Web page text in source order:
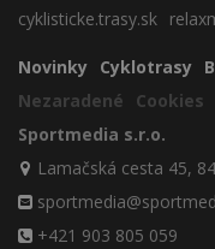
cyklisticke.trasy.sk
Novinky Cyklotrasy
Nezaradené
Cookies
Sportmedia s.r.o.
Lamačská cesta 45,
+421 903 805 059